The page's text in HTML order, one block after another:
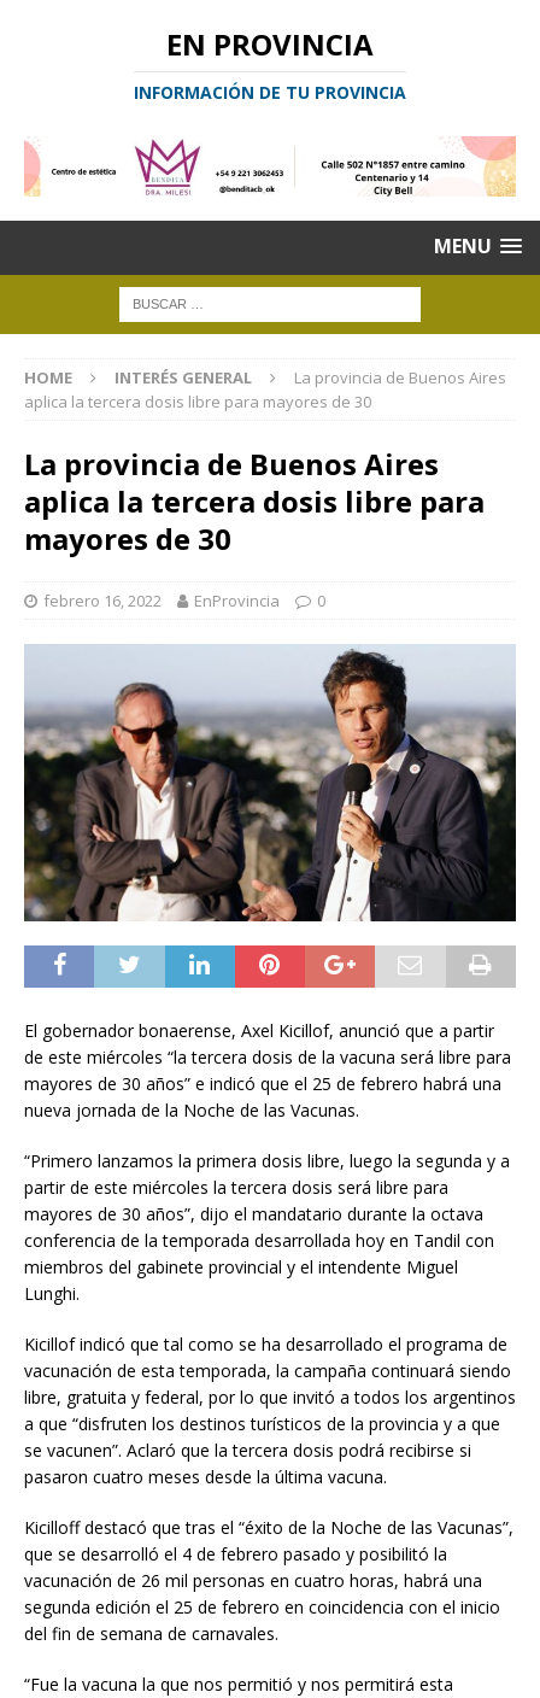
EN PROVINCIA
INFORMACIÓN DE TU PROVINCIA
MENU
HOME INTERÉS GENERAL
La provincia de Buenos Aires
aplica la tercera dosis libre para mayores de 30
La provincia de Buenos Aires
aplica la tercera dosis libre para
mayores de 30
febrero 16, 2022 EnProvincia 0
El gobernador bonaerense, Axel Kicillof, anunció que a partir
de este miércoles “la tercera dosis de la vacuna será libre para
mayores de 30 años” e indicó que el 25 de febrero habrá una
nueva jornada de la Noche de las Vacunas.
“Primero lanzamos la primera dosis libre, luego la segunda y a
partir de este miércoles la tercera dosis será libre para
mayores de 30 años”, dijo el mandatario durante la octava
conferencia de la temporada desarrollada hoy en Tandil con
miembros del gabinete provincial y el intendente Miguel
Lunghi.
Kicillof indicó que tal como se ha desarrollado el programa de
vacunación de esta temporada, la campaña continuará siendo
libre, gratuita y federal, por lo que invitó a todos los argentinos
a que “disfruten los destinos turísticos de la provincia y a que
se vacunen”. Aclaró que la tercera dosis podrá recibirse si
pasaron cuatro meses desde la última vacuna.
Kicilloff destacó que tras el “éxito de la Noche de las Vacunas”,
que se desarrolló el 4 de febrero pasado y posibilitó la
vacunación de 26 mil personas en cuatro horas, habrá una
segunda edición el 25 de febrero en coincidencia con el inicio
del fin de semana de carnavales.
“Fue la vacuna la que nos permitió y nos permitirá esta